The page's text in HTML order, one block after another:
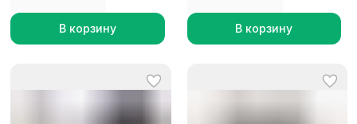
В корзину В корзину